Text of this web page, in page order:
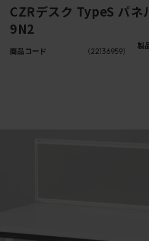
CZRデスク TypeS パネ
9N2
商品コード （22136959）
製